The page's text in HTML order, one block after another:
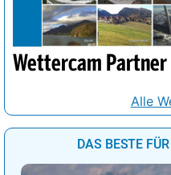
Wettercam
Alle
DAS BESTE